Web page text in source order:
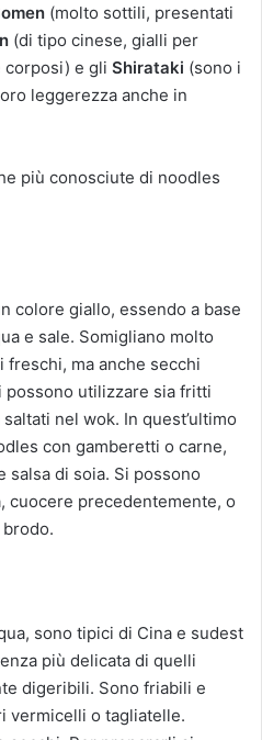
(molto sottili, presentati
(di tipo cinese, gialli per
corposi) e gli Shirataki (sono i
leggerezza anche in
più conosciute di noodles
colore giallo, essendo a base
e sale. Somigliano molto
ma anche secchi
possono utilizzare sia fritti
nel wok. In quest’ultimo
con gamberetti o carne,
di soia. Si possono
cuocere precedentemente, o
sono tipici di Cina e sudest
più delicata di quelli
digeribili. Sono friabili e
vermicelli o tagliatelle.